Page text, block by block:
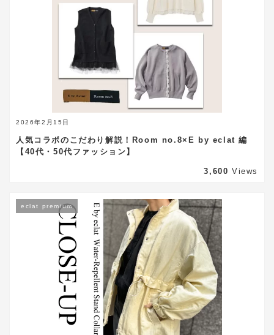
2026年2月15日
人気コラボのこだわり解説！Room no.8×E by eclat 編
【40代・50代ファッション】
3,600 Views
eclat premium